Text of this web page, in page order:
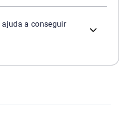
ajuda a conseguir